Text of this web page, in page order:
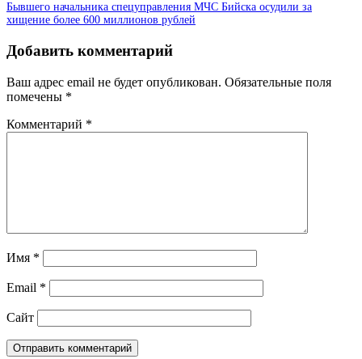
Бывшего начальника спецуправления МЧС Бийска осудили за
хищение более 600 миллионов рублей
Добавить комментарий
Ваш адрес email не будет опубликован. Обязательные поля
помечены *
Комментарий *
Имя *
Email *
Сайт